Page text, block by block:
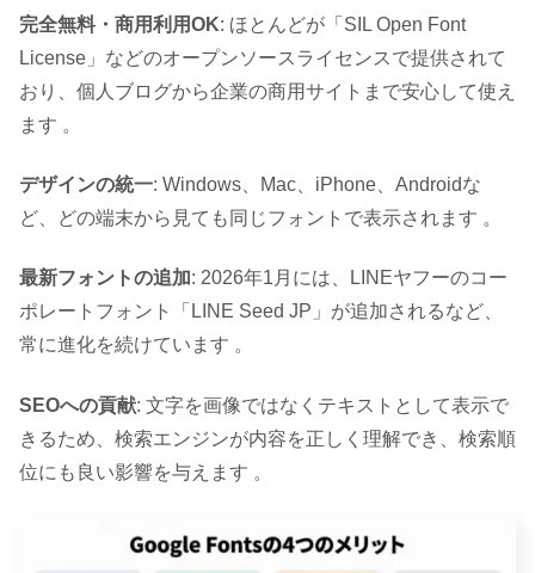
完全無料・商用利用OK: ほとんどが「SIL Open Font
License」などのオープンソースライセンスで提供されて
おり、個人ブログから企業の商用サイトまで安心して使え
ます 。
デザインの統一: Windows、Mac、iPhone、Androidな
ど、どの端末から見ても同じフォントで表示されます 。
最新フォントの追加: 2026年1月には、LINEヤフーのコー
ポレートフォント「LINE Seed JP」が追加されるなど、
常に進化を続けています 。
SEOへの貢献: 文字を画像ではなくテキストとして表示で
きるため、検索エンジンが内容を正しく理解でき、検索順
位にも良い影響を与えます 。